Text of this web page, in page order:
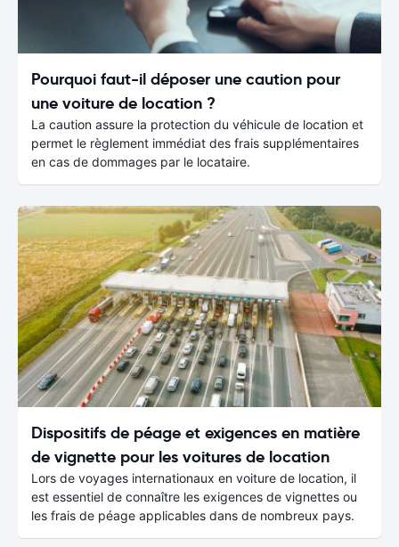
Pourquoi faut-il déposer une caution pour
une voiture de location ?
La caution assure la protection du véhicule de location et
permet le règlement immédiat des frais supplémentaires
en cas de dommages par le locataire.
Dispositifs de péage et exigences en matière
de vignette pour les voitures de location
Lors de voyages internationaux en voiture de location, il
est essentiel de connaître les exigences de vignettes ou
les frais de péage applicables dans de nombreux pays.